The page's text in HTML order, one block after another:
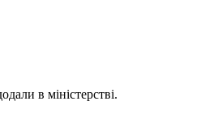
в міністерстві.